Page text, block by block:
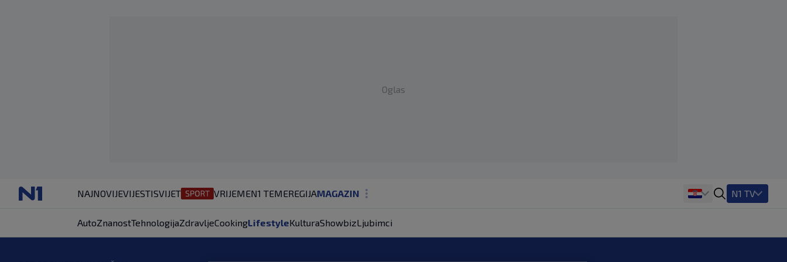
Oglas
NAJNOVIJEVIJESTISVIJET VRIJEMEN1 TEMEREGIJAMAGAZIN
KOLUMNE
N1 TV
AutoZnanostTehnologijaZdravljeCookingLifestyleKulturaShowbizLjubimci